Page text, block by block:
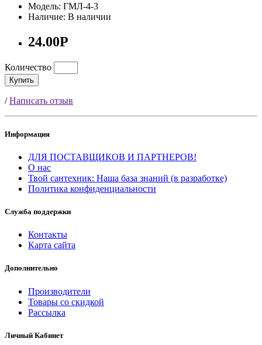
Модель: ГМЛ-4-3
Наличие: В наличии
24.00Р
Количество
Купить
/Написать отзыв
Информация
ДЛЯ ПОСТАВЩИКОВ И ПАРТНЕРОВ!
О нас
Твой сантехник: Наша база знаний (в разработке)
Политика конфиденциальности
Служба поддержки
Контакты
Карта сайта
Дополнительно
Производители
Товары со скидкой
Рассылка
Личный Кабинет